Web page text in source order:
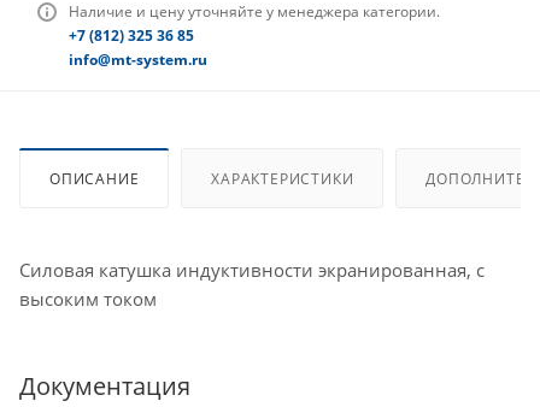
Наличие и цену уточняйте у менеджера категории.
+7 (812) 325 36 85
info@mt-system.ru
ОПИСАНИЕ ХАРАКТЕРИСТИКИ
Силовая катушка индуктивности экранированная, с
высоким током
Документация